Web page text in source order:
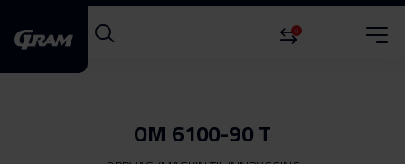
0
OM 6100-90 T